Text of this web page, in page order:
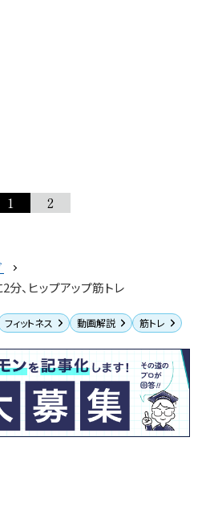
1 2
分、ヒップアップ筋トレ
フィットネス 動画解説 筋トレ